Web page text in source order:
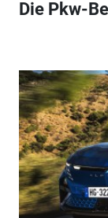
Die Pkw-